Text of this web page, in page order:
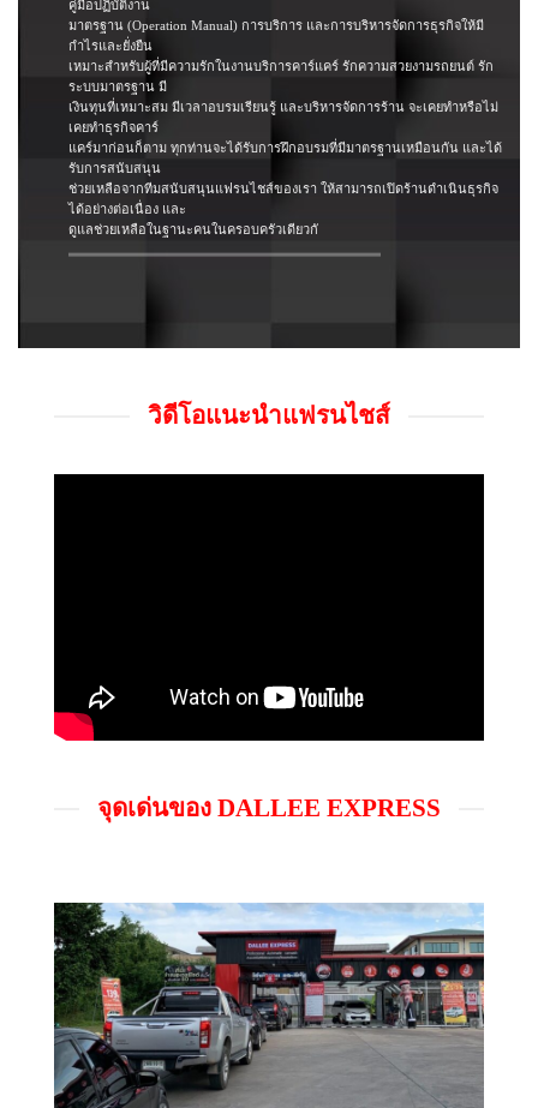
คู่มือปฏิบัติงาน
มาตรฐาน (Operation Manual) การบริการ และการบริหารจัดการธุรกิจให้มี
กำไรและยั่งยืน
เหมาะสำหรับผู้ที่มีความรักในงานบริการคาร์แคร์ รักความสวยงามรถยนต์ รัก
ระบบมาตรฐาน มี
เงินทุนที่เหมาะสม มีเวลาอบรมเรียนรู้ และบริหารจัดการร้าน จะเคยทำหรือไม่
เคยทำธุรกิจคาร์
แคร์มาก่อนก็ตาม ทุกท่านจะได้รับการฝึกอบรมที่มีมาตรฐานเหมือนกัน และได้
รับการสนับสนุน
ช่วยเหลือจากทีมสนับสนุนแฟรนไชส์ของเรา ให้สามารถเปิดร้านดำเนินธุรกิจ
ได้อย่างต่อเนื่อง และ
ดูแลช่วยเหลือในฐานะคนในครอบครัวเดียวกั
วิดีโอแนะนำแฟรนไชส์
จุดเด่นของ DALLEE EXPRESS